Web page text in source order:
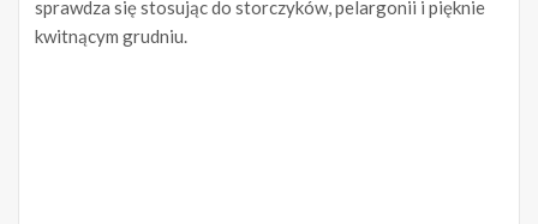
sprawdza się stosując do storczyków, pelargonii i pięknie
kwitnącym grudniu.